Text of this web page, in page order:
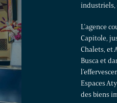
industriels,
L’agence
Capitole,
Chalets, et
Busca et
Espaces
des biens